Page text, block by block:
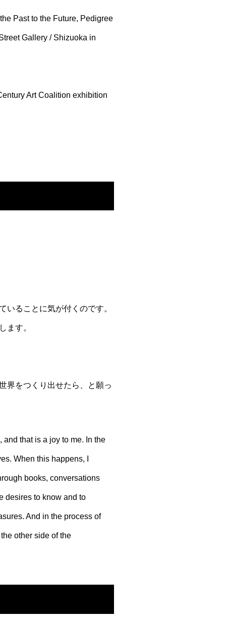
Past to the Future, Pedigree
Gallery / Shizuoka in
Art Coalition exhibition
ることに気が付くのです。
ます。
界をつくり出せたら、と願っ
that is a joy to me. In the
When this happens, I
books, conversations
desires to know and to
And in the process of
other side of the